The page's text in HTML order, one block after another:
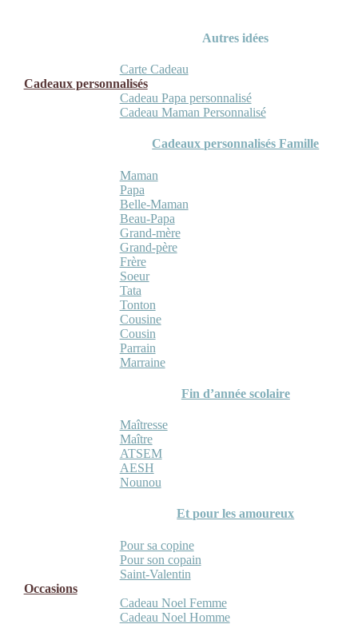
Autres idées
Carte Cadeau
Cadeaux personnalisés
Cadeau Papa personnalisé
Cadeau Maman Personnalisé
Cadeaux personnalisés Famille
Maman
Papa
Belle-Maman
Beau-Papa
Grand-mère
Grand-père
Frère
Soeur
Tata
Tonton
Cousine
Cousin
Parrain
Marraine
Fin d’année scolaire
Maîtresse
Maître
ATSEM
AESH
Nounou
Et pour les amoureux
Pour sa copine
Pour son copain
Saint-Valentin
Occasions
Cadeau Noel Femme
Cadeau Noel Homme